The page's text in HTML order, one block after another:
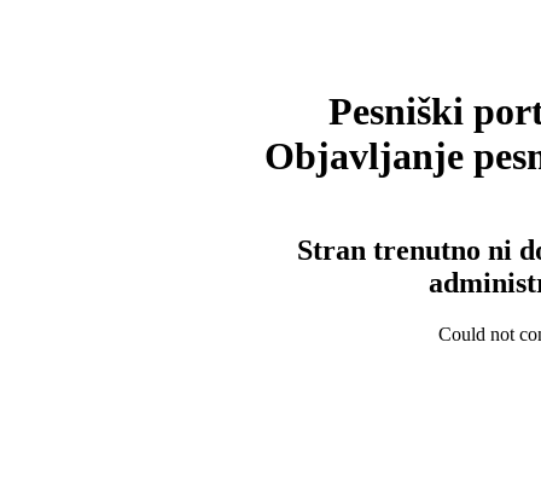
Pesniški
Objavljanje
Stran trenutno ni
Could not